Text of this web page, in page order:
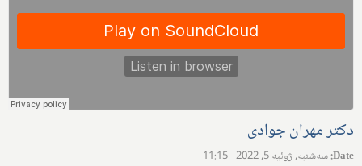
دکتر مهران جوادی
Date
:سه‌شنبه, ژوئیه 5, 2022 - 11:15